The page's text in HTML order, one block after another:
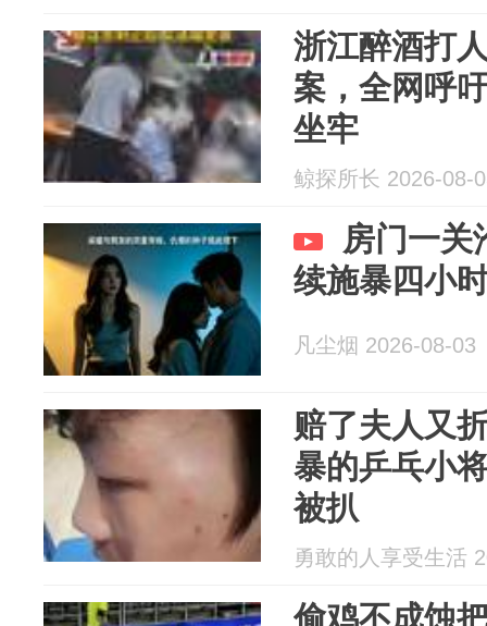
浙江醉酒打
案，全网呼
坐牢
鲸探所长 2026-08-
房门一关
续施暴四小
凡尘烟 2026-08-03
赔了夫人又
暴的乒乓小
被扒
勇敢的人享受生活
偷鸡不成蚀